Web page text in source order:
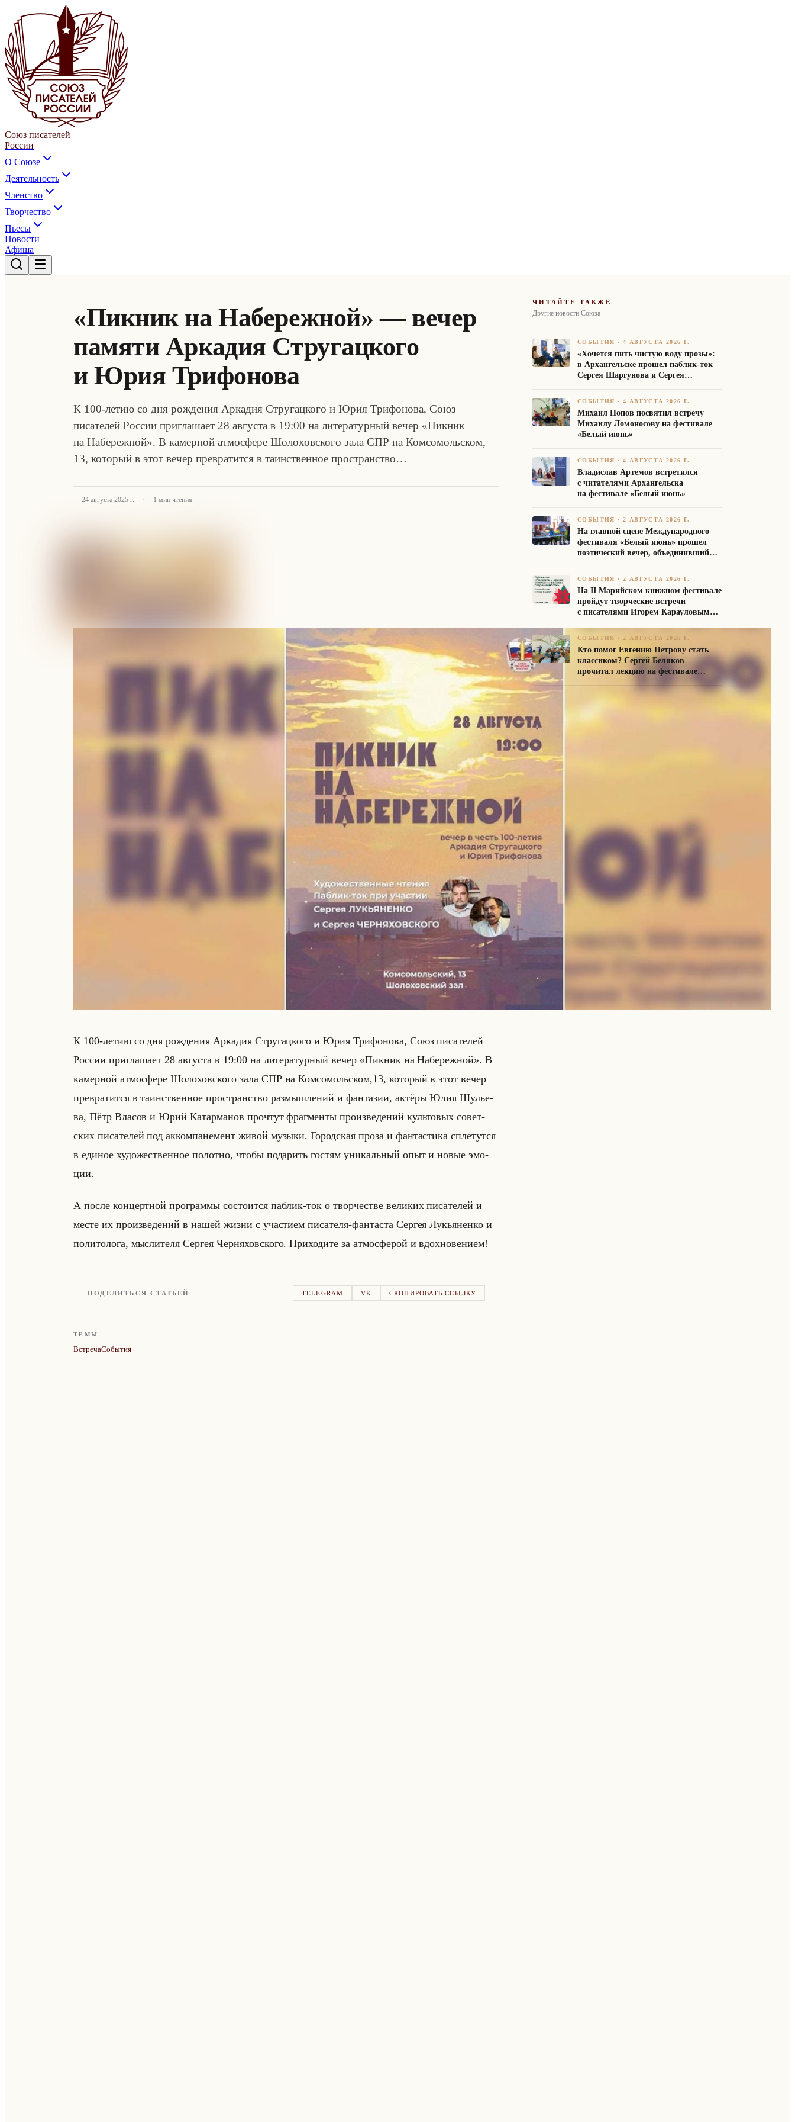
Союз писателей
России
О Союзе
Деятельность
Членство
Творчество
Пьесы
Новости
Афиша
«Пикник на Набережной» — вечер
памяти Аркадия Стругацкого
и Юрия Трифонова
К 100-летию со дня рождения Аркадия Стругацкого и Юрия Трифонова, Союз
писателей России приглашает 28 августа в 19:00 на литературный вечер «Пикник
на Набережной». В камерной атмосфере Шолоховского зала СПР на Комсомольском,
13, который в этот вечер превратится в таинственное пространство…
24 августа 2025 г. · 1 мин чтения
К 100-летию со дня рож­де­ния Ар­ка­дия Стру­гац­ко­го и Юрия Три­фо­но­ва, Союз пи­са­те­лей
Рос­сии при­гла­ша­ет 28 ав­гу­ста в 19:00 на ли­те­ра­тур­ный вечер «Пикник на Набережной». В
ка­мер­ной ат­мо­сфе­ре Шо­ло­хов­ско­го зала СПР на Ком­со­мольском,13, ко­то­рый в этот вечер
пре­вра­тит­ся в та­ин­ствен­ное про­стран­ство раз­мыш­ле­ний и фан­та­зии, ак­тё­ры Юлия Шу­лье­
ва, Пётр Вла­сов и Юрий Ка­тар­ма­нов про­чтут фраг­мен­ты про­из­ве­де­ний культо­вых со­вет­
ских пи­са­те­лей под ак­ком­па­не­мент живой му­зы­ки. Го­род­ская проза и фан­та­сти­ка спле­тут­ся
в еди­ное ху­до­же­ствен­ное по­лот­но, чтобы по­да­рить го­стям уни­кальный опыт и новые эмо­
ции.
А после кон­церт­ной про­грам­мы со­сто­ит­ся па­блик-ток о твор­че­стве ве­ли­ких пи­са­те­лей и
месте их про­из­ве­де­ний в нашей жизни с уча­сти­ем пи­са­те­ля-фан­та­ста Сер­гея Лу­кья­нен­ко и
по­ли­то­ло­га, мыс­ли­те­ля Сер­гея Чер­ня­хов­ско­го. При­хо­ди­те за ат­мо­сфе­рой и вдох­но­ве­ни­ем!
ПОДЕЛИТЬСЯ СТАТЬЁЙ TELEGRAM VK СКОПИРОВАТЬ ССЫЛКУ
ТЕМЫ
ВстречаСобытия
ЧИТАЙТЕ ТАКЖЕ
Другие новости Союза
СОБЫТИЯ ·4 АВГУСТА 2026 Г.
«Хочется пить чистую воду прозы»:
в Архангельске прошел паблик-ток
Сергея Шаргунова и Сергея
СОБЫТИЯ ·4 АВГУСТА 2026 Г.
Михаил Попов посвятил встречу
Михаилу Ломоносову на фестивале
«Белый июнь»
СОБЫТИЯ ·4 АВГУСТА 2026 Г.
Владислав Артемов встретился
с читателями Архангельска
на фестивале «Белый июнь»
СОБЫТИЯ ·2 АВГУСТА 2026 Г.
На главной сцене Международного
фестиваля «Белый июнь» прошел
поэтический вечер, объединивший
СОБЫТИЯ ·2 АВГУСТА 2026 Г.
На II Марийском книжном фестивале
пройдут творческие встречи
с писателями Игорем Карауловым
СОБЫТИЯ · 2 АВГУСТА 2026 Г.
Кто помог Евгению Петрову стать
классиком? Сергей Беляков
прочитал лекцию на фестивале